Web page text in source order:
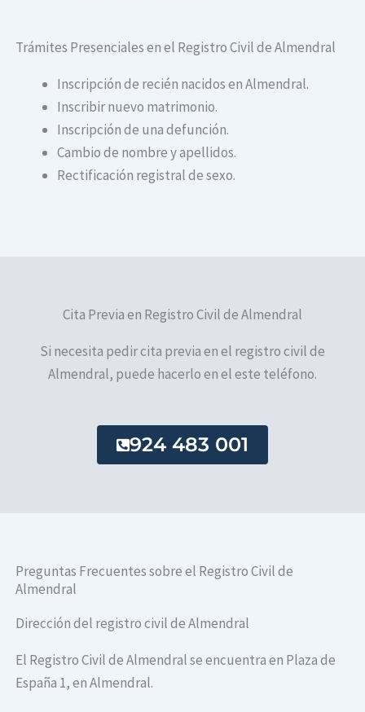
Trámites Presenciales en el Registro Civil de Almendral
Inscripción de recién nacidos en Almendral.
Inscribir nuevo matrimonio.
Inscripción de una defunción.
Cambio de nombre y apellidos.
Rectificación registral de sexo.
Cita Previa en Registro Civil de Almendral
Si necesita pedir cita previa en el registro civil de
Almendral, puede hacerlo en el este teléfono.
924 483 001
Preguntas Frecuentes sobre el Registro Civil de
Almendral
Dirección del registro civil de Almendral
El Registro Civil de Almendral se encuentra en Plaza de
España 1, en Almendral.